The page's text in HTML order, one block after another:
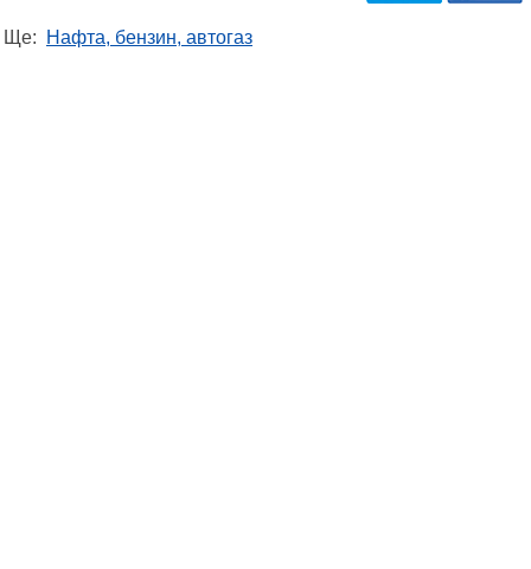
Ще: Нафта, бензин, автогаз